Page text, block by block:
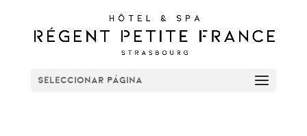
Seleccionar página